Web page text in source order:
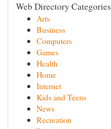
Web Directory Categories
Arts
Business
Computers
Games
Health
Home
Internet
Kids and Teens
News
Recreation